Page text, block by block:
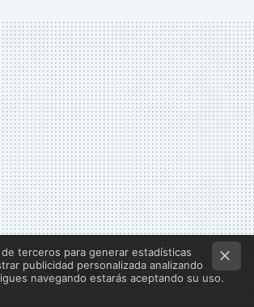
terceros para generar estadísticas
publicidad personalizada analizando
navegando estarás aceptando su uso.